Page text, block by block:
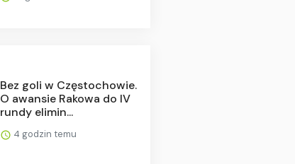
Bez goli w Częstochowie.
O awansie Rakowa do IV
rundy elimin...
4 godzin temu